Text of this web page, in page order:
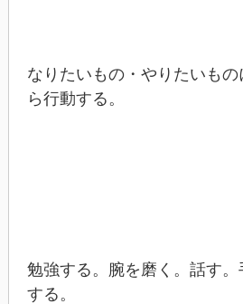
なりたいもの・やりたいも
ら行動する。
勉強する。腕を磨く。話す
する。